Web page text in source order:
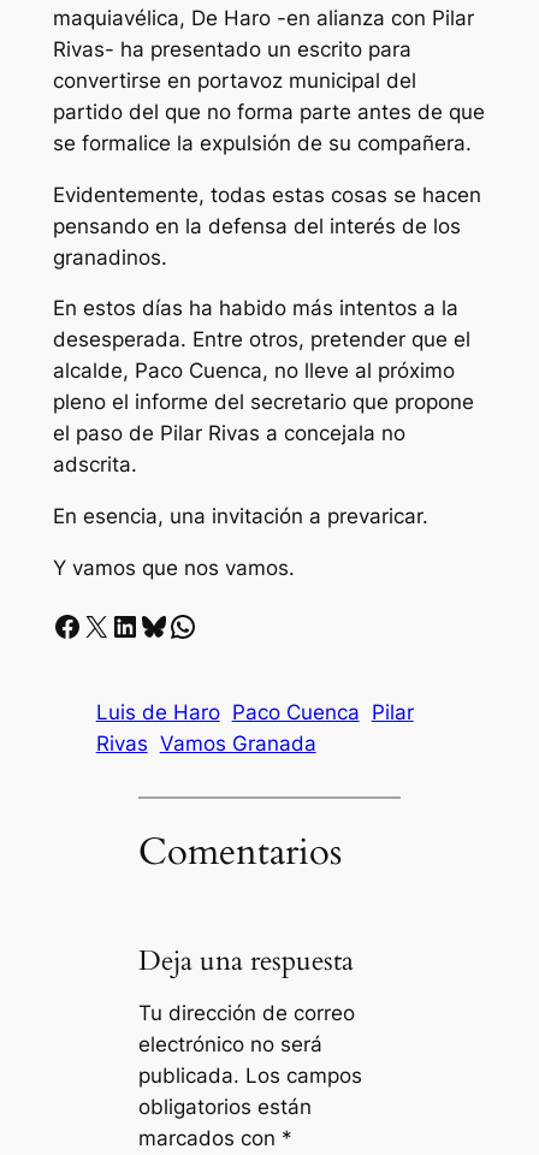
maquiavélica, De Haro -en alianza con Pilar
Rivas- ha presentado un escrito para
convertirse en portavoz municipal del
partido del que no forma parte antes de que
se formalice la expulsión de su compañera.
Evidentemente, todas estas cosas se hacen
pensando en la defensa del interés de los
granadinos.
En estos días ha habido más intentos a la
desesperada. Entre otros, pretender que el
alcalde, Paco Cuenca, no lleve al próximo
pleno el informe del secretario que propone
el paso de Pilar Rivas a concejala no
adscrita.
En esencia, una invitación a prevaricar.
Y vamos que nos vamos.
Facebook X LinkedIn Bluesky Whatsapp
Luis de Haro Paco Cuenca Pilar
Rivas Vamos Granada
Comentarios
Deja una respuesta
Tu dirección de correo
electrónico no será
publicada. Los campos
obligatorios están
marcados con *